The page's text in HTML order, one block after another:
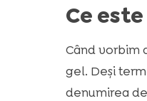
Ce
Când vorbim
gel. Deși
denumirea